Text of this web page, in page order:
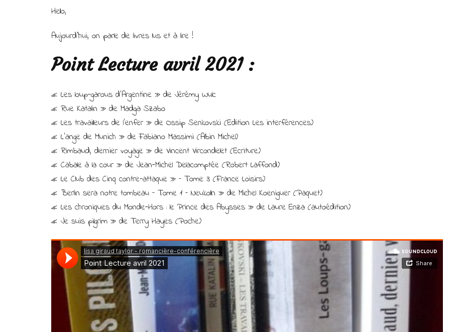
Hello,
Aujourd’hui, on parle de livres lus et à lire !
Point Lecture avril 2021 :
« Les loup-garous d’Argentine » de Jérémy Wulc
« Rue Katalin » de Madga Szabo
« Les travailleurs de l’enfer » de Ossip Senkovski (Edition Les interférences)
« L’ange de Munich » de Fabiano Massimi (Albin Michel)
« Rimbaud, dernier voyage » de Vincent Vircondelet (Ecriture)
« Cabale à la cour » de Jean-Michel Delacomptée (Robert Laffond)
« Le Club des Cinq contre-attaque » – Tome 3 (France Loisirs)
« Berlin sera notre tombeau – Tome 1 – Neukolln » de Michel Koeniguer (Paquet)
« Les chroniques du Monde-Hors : le Prince des Abysses » de Laure Enza (autoédition)
« Je suis pilgrim » de Terry Hayes (Poche)